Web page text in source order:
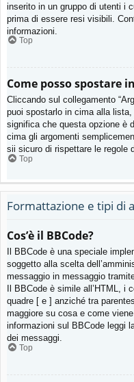
inserito in un gruppo di utenti i
prima di essere resi visibili.
informazioni.
Top
Come posso spostare
Cliccando sul collegamento
puoi spostarlo in cima alla
significa che questa opzione è
cima gli argomenti
sii sicuro di rispettare le regole
Top
Formattazione e tipi di
Cos’è il BBCode?
Il BBCode è una speciale
soggetto alla scelta
messaggio in messaggio
Il BBCode è simile all’HTML, i
quadre [ e ] anziché tra
maggiore su cosa e come
informazioni sul BBCode leggi
dei messaggi.
Top